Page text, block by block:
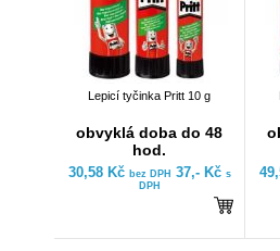
Lepicí tyčinka Pritt 10 g
obvyklá doba do 48
hod.
30,58 Kč bez DPH 37,- Kč s
DPH